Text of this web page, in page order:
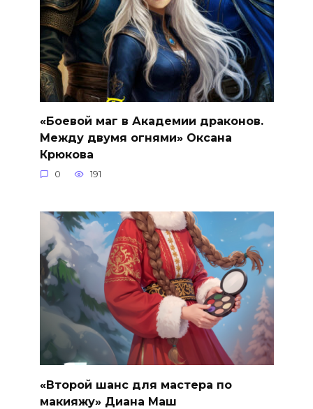
«Боевой маг в Академии драконов.
Между двумя огнями» Оксана
Крюкова
0 191
«Второй шанс для мастера по
макияжу» Диана Маш